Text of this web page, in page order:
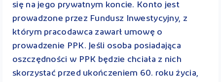
się na jego prywatnym koncie. Konto jest
prowadzone przez Fundusz Inwestycyjny, z
którym pracodawca zawarł umowę o
prowadzenie PPK. Jeśli osoba posiadająca
oszczędności w PPK będzie chciała z nich
skorzystać przed ukończeniem 60. roku życia,